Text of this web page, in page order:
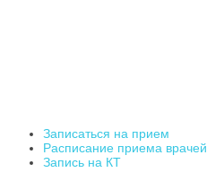
Записаться на прием
Расписание приема врачей
Запись на КТ